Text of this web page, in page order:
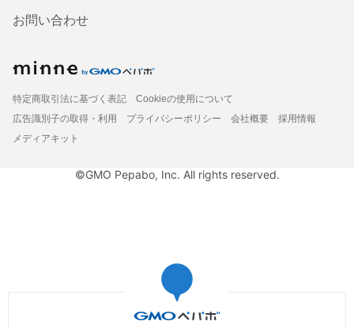
お問い合わせ
特定商取引法に基づく表記
Cookieの使用について
広告識別子の取得・利用
プライバシーポリシー 会社概要
採用情報
メディアキット
©GMO Pepabo, Inc. All rights reserved.